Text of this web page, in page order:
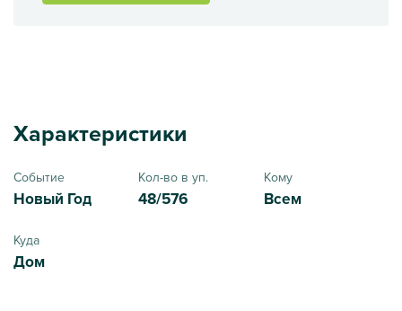
Характеристики
Событие
Новый Год
Кол-во в уп.
48/576
Кому
Всем
Куда
Дом